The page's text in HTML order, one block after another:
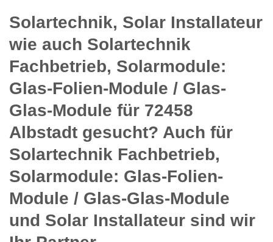
Solartechnik, Solar Installateur
wie auch Solartechnik
Fachbetrieb, Solarmodule:
Glas-Folien-Module / Glas-
Glas-Module für 72458
Albstadt gesucht? Auch für
Solartechnik Fachbetrieb,
Solarmodule: Glas-Folien-
Module / Glas-Glas-Module
und Solar Installateur sind wir